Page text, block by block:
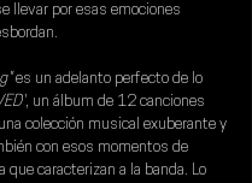
llevar por esas emociones
es un adelanto perfecto de lo
, un álbum de 12 canciones
colección musical exuberante y
con esos momentos de
que caracterizan a la banda. Lo